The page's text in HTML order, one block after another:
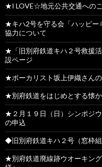
★I LOVE☆地元公共交通へのご
★キハ2号を守る会「ハッピー
協力について
★「旧別府鉄道キハ２号救援
設ページ
★ボーカリスト坂上伊織さん
★別府鉄道をはじめとする懐
★２月１９日（日）シンポジ
の申込
◆旧別府鉄道キハ２号（窓枠
★別府鉄道廃線跡ウオーキン